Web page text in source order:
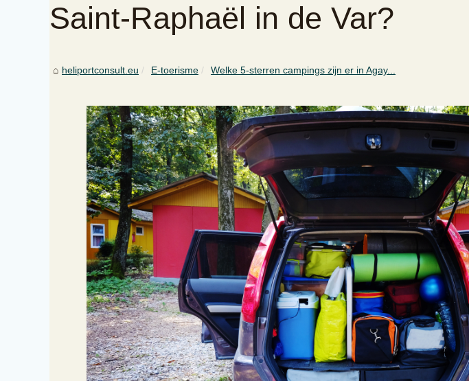
Saint-Raphaël in de Var?
heliportconsult.eu E-toerisme Welke 5-sterren campings zijn er in Agay...